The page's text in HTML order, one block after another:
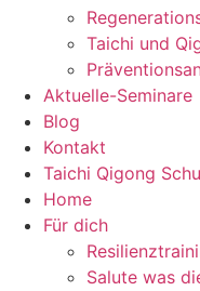
Taichi und
Aktuelle-Seminare
Blog
Kontakt
Taichi Qigong
Home
Für dich
Salute was